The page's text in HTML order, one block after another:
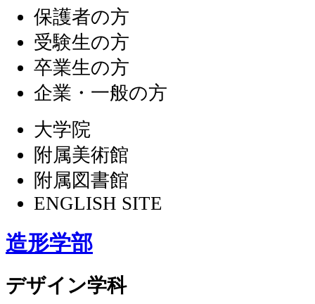
保護者の方
受験生の方
卒業生の方
企業・一般の方
大学院
附属美術館
附属図書館
ENGLISH SITE
造形学部
デザイン学科